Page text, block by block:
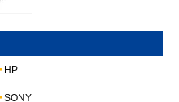
HP
SONY